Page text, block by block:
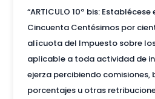
“ARTICULO 10º bis:
Cincuenta Centésimos por
alícuota del Impuesto sobre
aplicable a toda actividad de
ejerza percibiendo comisiones,
porcentajes u otras